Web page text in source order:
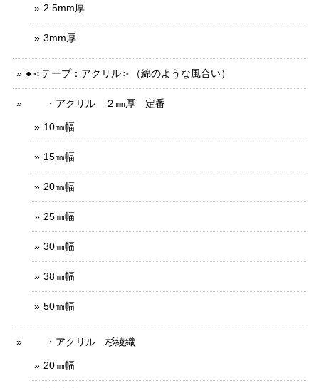
2.5mm厚
3mm厚
●＜テープ：アクリル＞（綿のような風合い）
・アクリル ２㎜厚 定番
10㎜幅
15㎜幅
20㎜幅
25㎜幅
30㎜幅
38㎜幅
50㎜幅
・アクリル 杉綾織
20㎜幅